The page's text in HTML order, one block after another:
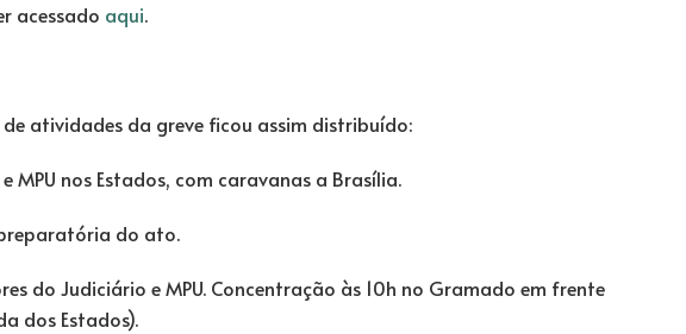
acessado aqui.
atividades da greve ficou assim distribuído:
MPU nos Estados, com caravanas a Brasília.
do ato.
do Judiciário e MPU. Concentração às 10h no Gramado em frente
dos Estados).